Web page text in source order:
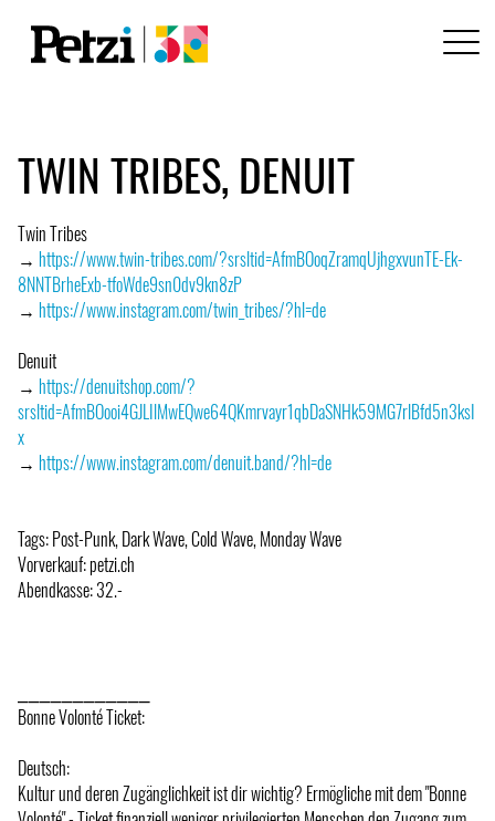
TWIN TRIBES, DENUIT
Twin Tribes
→ https://www.twin-tribes.com/?srsltid=AfmBOoqZramqUjhgxvunTE-Ek-
8NNTBrheExb-tfoWde9sn0dv9kn8zP
→ https://www.instagram.com/twin_tribes/?hl=de
Denuit
→ https://denuitshop.com/?
srsltid=AfmBOooi4GJLIlMwEQwe64QKmrvayr1qbDaSNHk59MG7rlBfd5n3ksI
x
→ https://www.instagram.com/denuit.band/?hl=de
Tags: Post-Punk, Dark Wave, Cold Wave, Monday Wave
Vorverkauf: petzi.ch
Abendkasse: 32.-
Bonne Volonté Ticket:
Deutsch:
Kultur und deren Zugänglichkeit ist dir wichtig? Ermögliche mit dem "Bonne